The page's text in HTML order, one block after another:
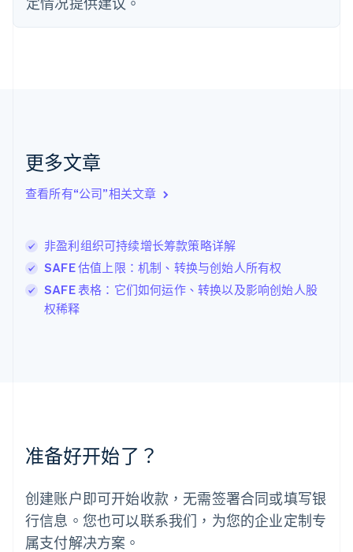
更多文章
查看所有“公司”相关文章
非盈利组织可持续增长筹款策略详解
SAFE 估值上限：机制、转换与创始人所有权
SAFE 表格：它们如何运作、转换以及影响创始人股
权稀释
准备好开始了？
创建账户即可开始收款，无需签署合同或填写银
行信息。您也可以联系我们，为您的企业定制专
属支付解决方案。
芬兰
EnglishSvenska
English Italiano
拉脱维亚
立陶宛
DeutschEnglish
卢森堡
Français Deutsch English
罗马尼亚
English
挪威
葡萄牙
Português English
日本
日本語English